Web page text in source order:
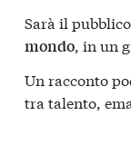
Sarà il
mondo, in un
Un racconto
tra talento,